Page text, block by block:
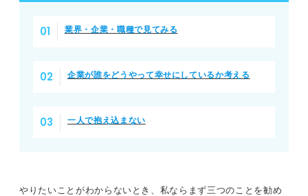
業界・企業・職種で見てみる
企業が誰をどうやって幸せにしているか考える
一人で抱え込まない
やりたいことがわからないとき、私ならまず三つのことを勧め